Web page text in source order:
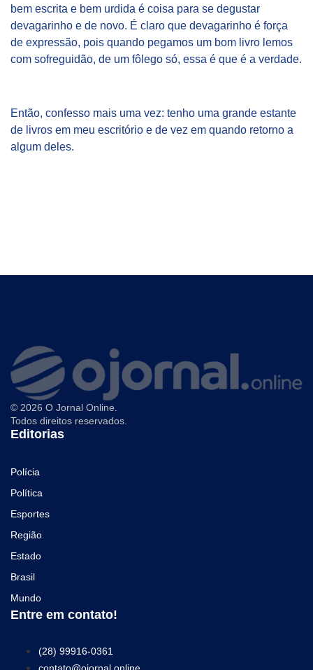
bem escrita e bem urdida é coisa para se degustar
devagarinho e de novo. É claro que devagarinho é força
de expressão, pois quando pegamos um bom livro lemos
com sofreguidão, de um fôlego só, essa é que é a verdade.
Então, confesso mais uma vez: tenho uma grande estante
de livros em meu escritório e de vez em quando retorno a
algum deles.
© 2026 O Jornal Online.
Todos direitos reservados.
Editorias
Polícia
Política
Esportes
Região
Estado
Brasil
Mundo
Entre em contato!
(28) 99916-0361